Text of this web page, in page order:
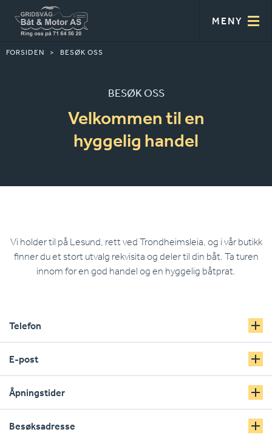
MENY
FORSIDEN BESØK OSS
BESØK OSS
Velkommen til en
hyggelig handel
Vi holder til på Lesund, rett ved Trondheimsleia, og i vår butikk
finner du et stort utvalg rekvisita og deler til din båt. Ta turen
innom for en god handel og en hyggelig båtprat.
Telefon
E-post
Åpningstider
Besøksadresse